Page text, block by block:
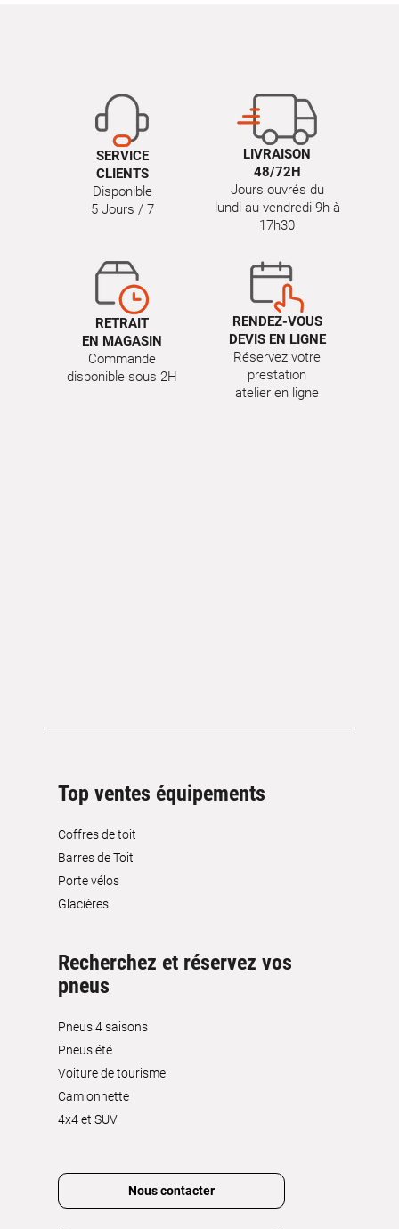
SERVICE
CLIENTS
Disponible
5 Jours / 7
LIVRAISON
48/72H
Jours ouvrés du
lundi au vendredi 9h à
17h30
RETRAIT
EN MAGASIN
Commande
disponible sous 2H
RENDEZ-VOUS
DEVIS EN LIGNE
Réservez votre
prestation
atelier en ligne
Top ventes équipements
Coffres de toit
Barres de Toit
Porte vélos
Glacières
Recherchez et réservez vos
pneus
Pneus 4 saisons
Pneus été
Voiture de tourisme
Camionnette
4x4 et SUV
Nous contacter